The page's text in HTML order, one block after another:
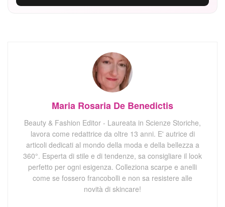
Maria Rosaria De Benedictis
Beauty & Fashion Editor - Laureata in Scienze Storiche,
lavora come redattrice da oltre 13 anni. E' autrice di
articoli dedicati al mondo della moda e della bellezza a
360°. Esperta di stile e di tendenze, sa consigliare il look
perfetto per ogni esigenza. Colleziona scarpe e anelli
come se fossero francobolli e non sa resistere alle
novità di skincare!